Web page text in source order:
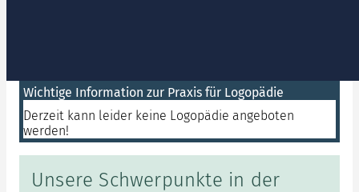
Wichtige Information zur Praxis für Logopädie
Derzeit kann leider keine Logopädie angeboten
werden!
Unsere Schwerpunkte in der